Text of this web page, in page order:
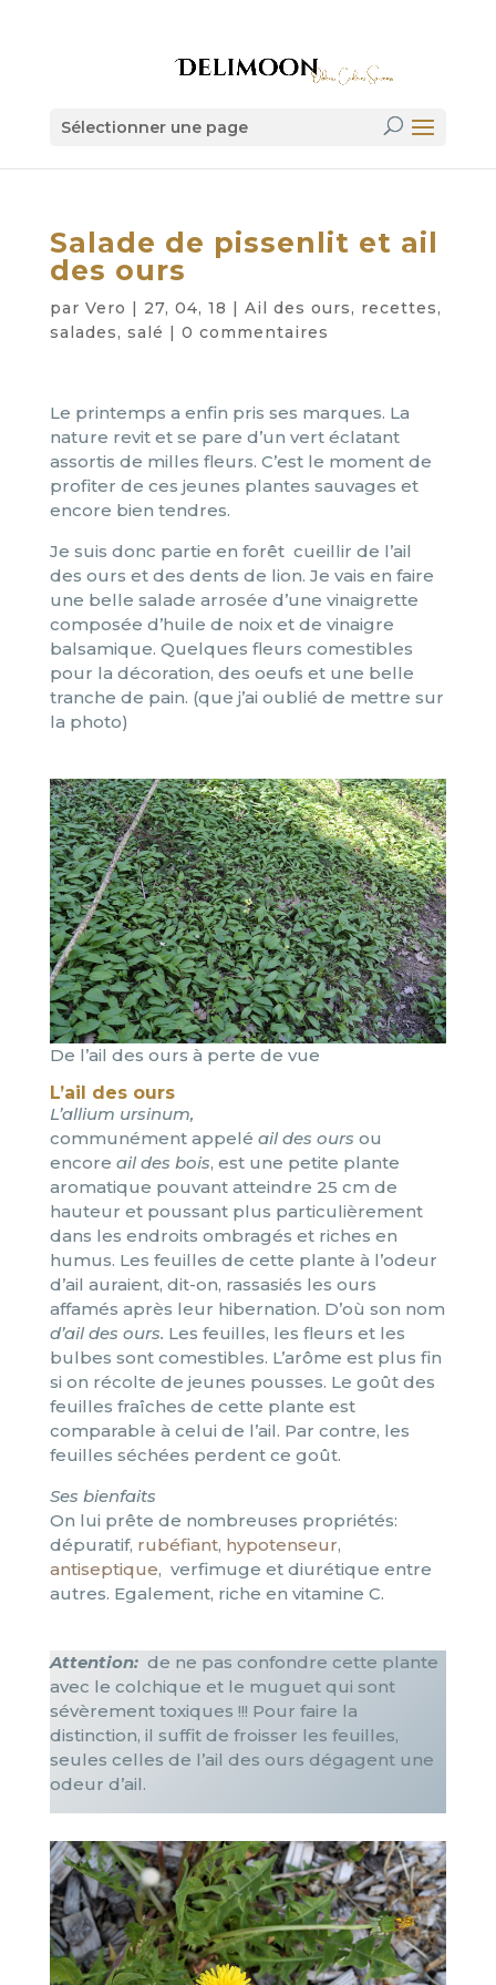
Sélectionner une page
Salade de pissenlit et ail
des ours
par Vero | 27, 04, 18 | Ail des ours, recettes,
salades, salé | 0 commentaires
Le printemps a enfin pris ses marques. La
nature revit et se pare d’un vert éclatant
assortis de milles fleurs. C’est le moment de
profiter de ces jeunes plantes sauvages et
encore bien tendres.
Je suis donc partie en forêt cueillir de l’ail
des ours et des dents de lion. Je vais en faire
une belle salade arrosée d’une vinaigrette
composée d’huile de noix et de vinaigre
balsamique. Quelques fleurs comestibles
pour la décoration, des oeufs et une belle
tranche de pain. (que j’ai oublié de mettre sur
la photo)
De l’ail des ours à perte de vue
L’ail des ours
L’allium ursinum,
communément appelé ail des ours ou
encore ail des bois, est une petite plante
aromatique pouvant atteindre 25 cm de
hauteur et poussant plus particulièrement
dans les endroits ombragés et riches en
humus. Les feuilles de cette plante à l’odeur
d’ail auraient, dit-on, rassasiés les ours
affamés après leur hibernation. D’où son nom
d’ail des ours. Les feuilles, les fleurs et les
bulbes sont comestibles. L’arôme est plus fin
si on récolte de jeunes pousses. Le goût des
feuilles fraîches de cette plante est
comparable à celui de l’ail. Par contre, les
feuilles séchées perdent ce goût.
Ses bienfaits
On lui prête de nombreuses propriétés:
dépuratif, rubéfiant, hypotenseur,
antiseptique, verfimuge et diurétique entre
autres. Egalement, riche en vitamine C.
Attention:de ne pas confondre cette plante
avec le colchique et le muguet qui sont
sévèrement toxiques !!! Pour faire la
distinction, il suffit de froisser les feuilles,
seules celles de l’ail des ours dégagent une
odeur d’ail.